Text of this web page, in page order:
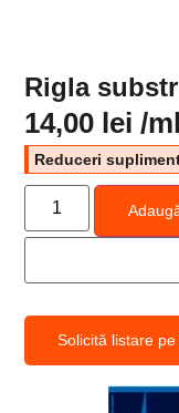
Rigla
14,00 lei /ml
Reduceri
Solicită listare pe